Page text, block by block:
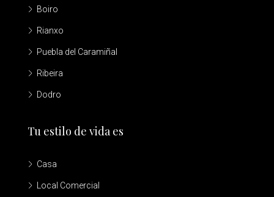
Boiro
Rianxo
Puebla del Caramiñal
Ribeira
Dodro
Tu estilo de vida es
Casa
Local Comercial